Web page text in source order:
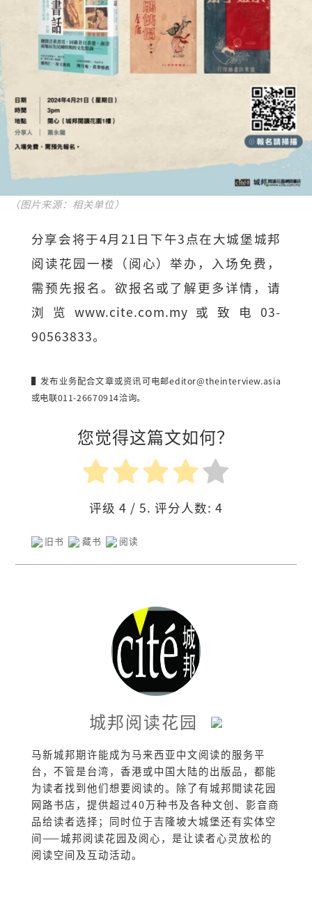
（图片来源：相关单位）
分享会将于4月21日下午3点在大城堡城邦
阅读花园一楼（阅心）举办，入场免费，
需预先报名。欲报名或了解更多详情，请
浏览www.cite.com.my或致电03-
90563833。
▌发布业务配合文章或资讯可电邮editor@theinterview.asia
或电联011-26670914洽询。
您觉得这篇文如何？
评级 4 / 5. 评分人数: 4
旧书 藏书 阅读
城邦阅读花园
马新城邦期许能成为马来西亚中文阅读的服务平
台，不管是台湾，香港或中国大陆的出版品，都能
为读者找到他们想要阅读的。除了有城邦閲读花园
网路书店，提供超过40万种书及各种文创、影音商
品给读者选择；同时位于吉隆坡大城堡还有实体空
间——城邦阅读花园及阅心，是让读者心灵放松的
阅读空间及互动活动。